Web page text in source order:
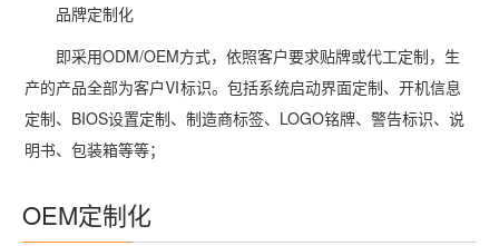
品牌定制化
即采用ODM/OEM方式，依照客户要求贴牌或代工定制，生
产的产品全部为客户Ⅵ标识。包括系统启动界面定制、开机信息
定制、BIOS设置定制、制造商标签、LOGO铭牌、警告标识、说
明书、包装箱等等；
OEM定制化